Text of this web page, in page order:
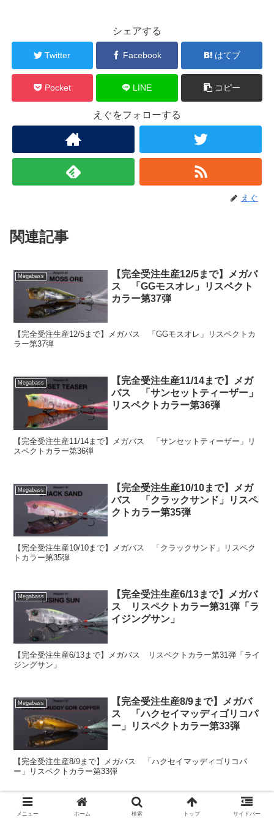
シェアする
Twitter Facebook はてブ
Pocket LINE コピー
えぐをフォローする
えぐ
関連記事
Megabass
【完全受注生産12/5まで】メガバ
ス 「GGモスオレ」リスペクト
カラー第37弾
【完全受注生産12/5まで】メガバス 「GGモスオレ」リスペクトカ
ラー第37弾
Megabass
【完全受注生産11/14まで】メガ
バス 「サンセットティーザー」
リスペクトカラー第36弾
【完全受注生産11/14まで】メガバス 「サンセットティーザー」リ
スペクトカラー第36弾
Megabass
【完全受注生産10/10まで】メガ
バス 「クラックサンド」リスペ
クトカラー第35弾
【完全受注生産10/10まで】メガバス 「クラックサンド」リスペク
トカラー第35弾
Megabass
【完全受注生産6/13まで】メガバ
ス リスペクトカラー第31弾「ラ
イジングサン」
【完全受注生産6/13まで】メガバス リスペクトカラー第31弾「ライ
ジングサン」
Megabass
【完全受注生産8/9まで】メガバ
ス 「ハクセイマッディゴリコパ
ー」リスペクトカラー第33弾
【完全受注生産8/9まで】メガバス 「ハクセイマッディゴリコパ
ー」リスペクトカラー第33弾
【完全受注生産5/9まで】リスペ
メニュー ホーム 検索 トップ サイドバー